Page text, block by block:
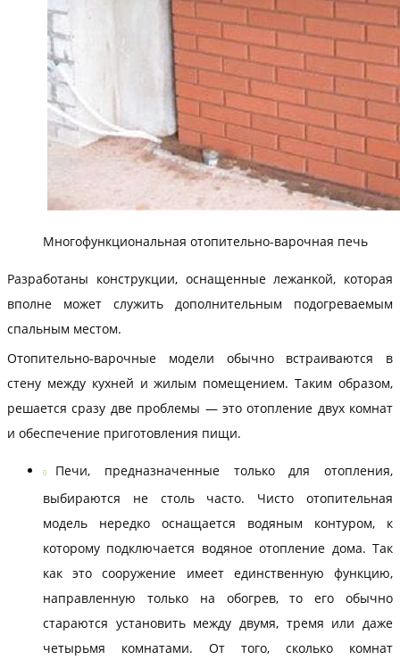
Многофункциональная отопительно-варочная печь
Разработаны конструкции, оснащенные лежанкой, которая
вполне может служить дополнительным подогреваемым
спальным местом.
Отопительно-варочные модели обычно встраиваются в
стену между кухней и жилым помещением. Таким образом,
решается сразу две проблемы — это отопление двух комнат
и обеспечение приготовления пищи.
Печи, предназначенные только для отопления,
выбираются не столь часто. Чисто отопительная
модель нередко оснащается водяным контуром, к
которому подключается водяное отопление дома. Так
как это сооружение имеет единственную функцию,
направленную только на обогрев, то его обычно
стараются установить между двумя, тремя или даже
четырьмя комнатами. От того, сколько комнат